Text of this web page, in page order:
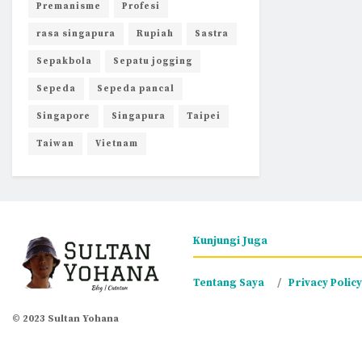
Premanisme Profesi
rasa singapura Rupiah Sastra
Sepakbola Sepatu jogging
Sepeda Sepeda pancal
Singapore Singapura Taipei
Taiwan Vietnam
© 2023 Sultan Yohana
Kunjungi Juga
Tentang Saya Privacy Policy